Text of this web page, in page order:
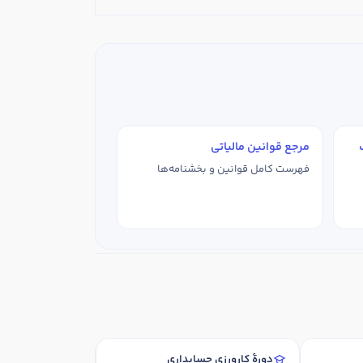
مرجع قوانین مالیاتی
فهرست کامل قوانین و بخشنامه‌ها
دورهٔ کارورزی حسابداری